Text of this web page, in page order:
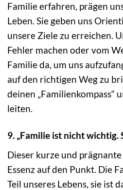
Familie erfahren, prägen
Leben. Sie geben uns
unsere Ziele zu erreichen.
Fehler machen oder vom
Familie da, um uns
auf den richtigen Weg zu
deinen „Familienkompass“
leiten.
9. „Familie ist nicht wichtig.
Dieser kurze und
Essenz auf den Punkt. Die
Teil unseres Lebens, sie ist